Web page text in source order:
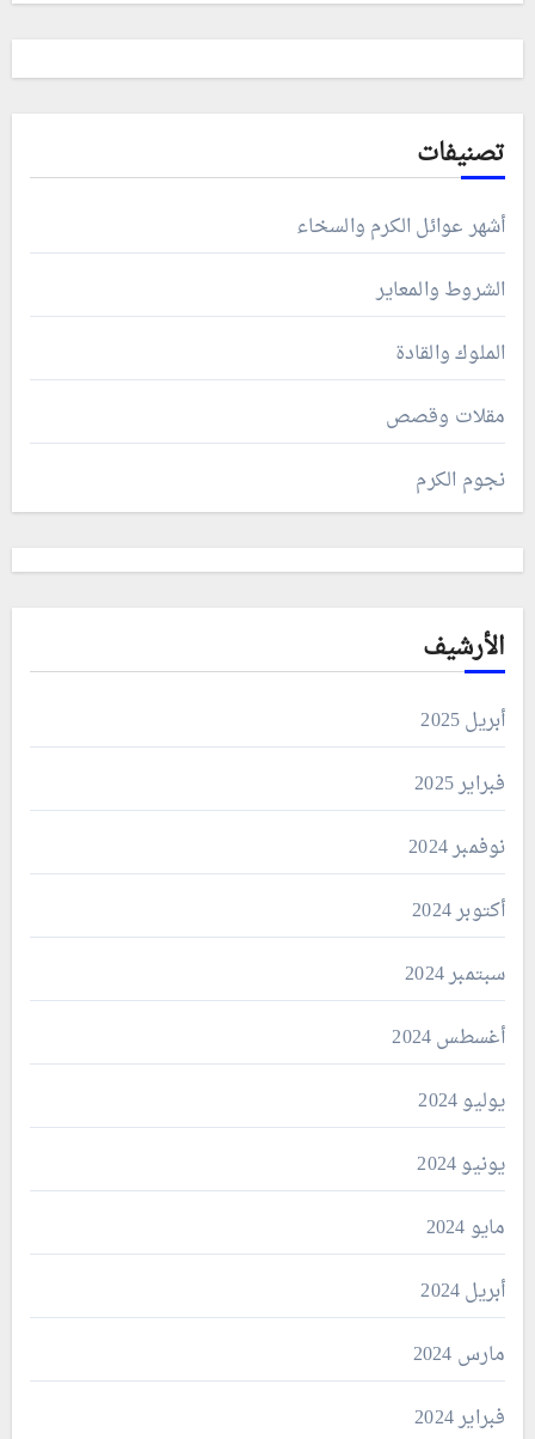
تصنيفات
أشهر عوائل الكرم والسخاء
الشروط والمعاير
الملوك والقادة
مقلات وقصص
نجوم الكرم
الأرشيف
أبريل 2025
فبراير 2025
نوفمبر 2024
أكتوبر 2024
سبتمبر 2024
أغسطس 2024
يوليو 2024
يونيو 2024
مايو 2024
أبريل 2024
مارس 2024
فبراير 2024